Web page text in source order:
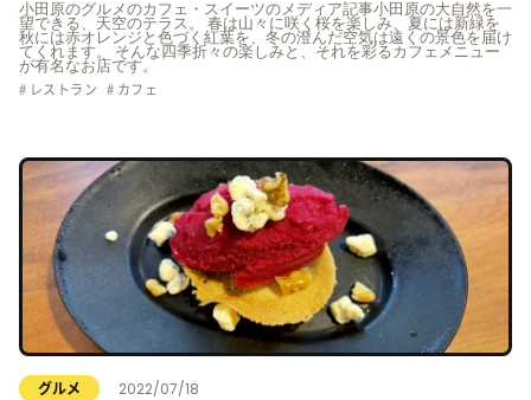
小田原のグルメのカフェ・スイーツのメディア記事小田原の大自然を一
望できる、天空のテラス。 春は山々に咲く桜を楽しみ、夏には新緑を
秋には赤オレンジと色づく紅葉を、冬の澄んだ空気は遠くの景色を届け
てくれます。 そんな四季折々の楽しみと、それを彩るカフェメニュー
が有名なお店です。
レストラン カフェ
グルメ 2022/07/18